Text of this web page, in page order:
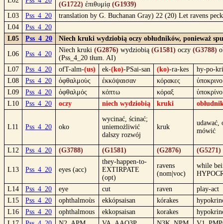
(G1722) ἐπιθυμίᾳ (G1939)
L03
Pss_4_20
translation by G. Buchanan Gray) 22 (20) Let ravens
L04
Pss_4_20
L05
Pss_4_20 Niech kruki wydziobią oczy obłudników, ponieważ
L06 Pss_4_20
Niech kruki (G2876) wydziobią (G1581) oczy (G3788)
(Pss_4_20 tłum. AI)
L07
Pss_4_20 ofT-alm-(us) ek-(ko)-PSai-san (ko)-ra-kes
hy-po-
L08
Pss_4_20 ὀφθαλμοὺς ἐκκόψαισαν κόρακες
L09
Pss_4_20 ὀφθαλμός κόπτω κόραξ
L10
Pss_4_20 oczy niech wydziobią kruki
L11 Pss_4_20 oko
wycinać, ścinać;
uniemożliwić
dalszy rozwój
kruk
udawać,
mówić
L12 Pss_4_20 (G3788) (G1581) (G2876) (G5271)
L13 Pss_4_20 eyes (acc)
they-happen-to-
EXTIRPATE
(opt)
ravens
(nom|voc)
while
L14 Pss_4_20 eye cut raven
play-act
L15
Pss_4_20 ophthalmoùs ekkópsaisan kórakes
L16
Pss_4_20 ophthalmous ekkopsaisan korakes